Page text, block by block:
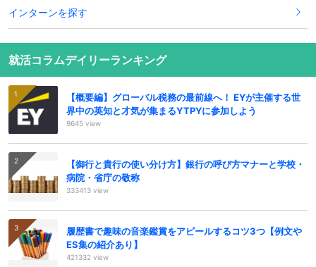
インターンを探す
就活コラムデイリーランキング
【概要編】グローバル税務の最前線へ！ EYが主催する世
界中の英知と才気が集まるYTPYに参加しよう
9645 view
【御行と貴行の使い分け方】銀行の呼び方マナーと学校・
病院・省庁の敬称
333413 view
履歴書で趣味の音楽鑑賞をアピールするコツ3つ【例文や
ES集の紹介あり】
421332 view